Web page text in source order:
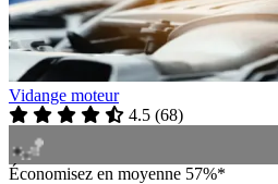
Vidange moteur
4.5 (68)
Économisez en moyenne 57%*